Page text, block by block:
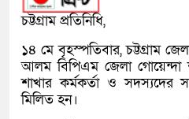
চট্টগ্রাম প্রতিনিধি,
১৪ মে বৃহস্পতিবার, চট্টগ্রাম
আলম বিপিএম জেলা গোয়েন্দা
শাখার কর্মকর্তা ও সদস্যদের
মিলিত হন।